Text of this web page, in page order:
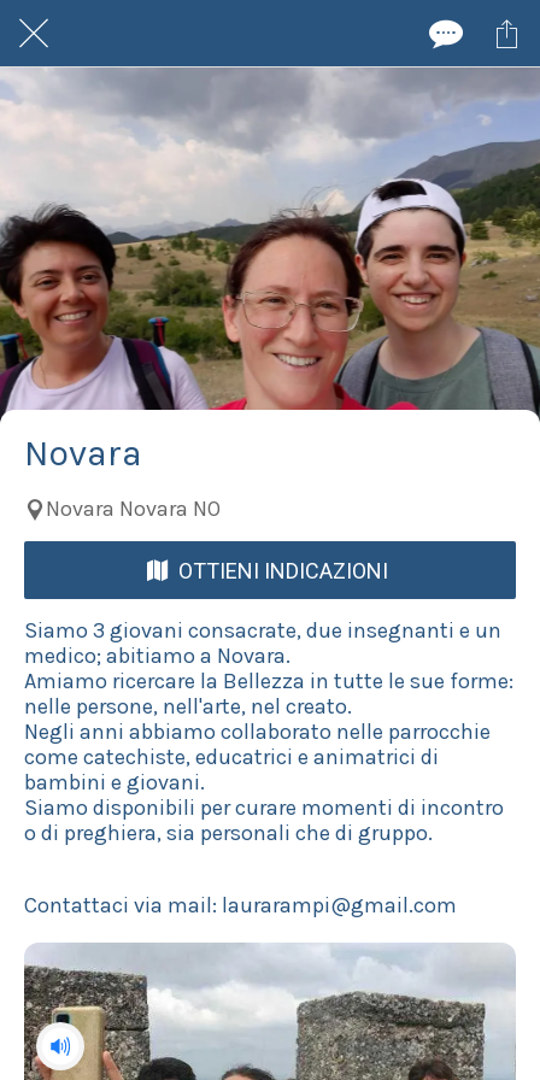
Novara
Novara Novara NO
OTTIENI INDICAZIONI
Siamo 3 giovani consacrate, due insegnanti e un
medico; abitiamo a Novara.
Amiamo ricercare la Bellezza in tutte le sue forme:
nelle persone, nell'arte, nel creato.
Negli anni abbiamo collaborato nelle parrocchie
come catechiste, educatrici e animatrici di
bambini e giovani.
Siamo disponibili per curare momenti di incontro
o di preghiera, sia personali che di gruppo.
Contattaci via mail: laurarampi@gmail.com